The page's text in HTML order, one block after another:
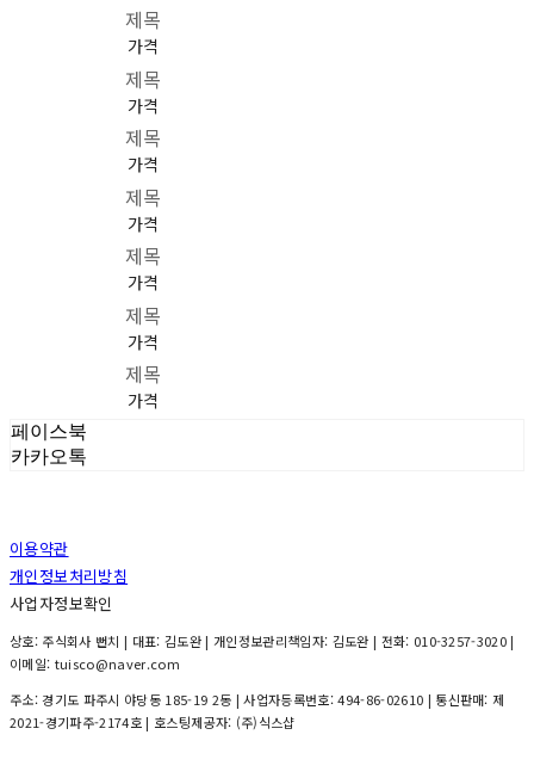
제목
가격
제목
가격
제목
가격
제목
가격
제목
가격
제목
가격
제목
가격
페이스북
카카오톡
이용약관
개인정보처리방침
사업자정보확인
상호: 주식회사 뻔치 | 대표: 김도완 | 개인정보관리책임자: 김도완 | 전화: 010-3257-3020 |
이메일: tuisco@naver.com
주소: 경기도 파주시 야당동 185-19 2동 | 사업자등록번호:494-86-02610 | 통신판매:제
2021-경기파주-2174호| 호스팅제공자: (주)식스샵